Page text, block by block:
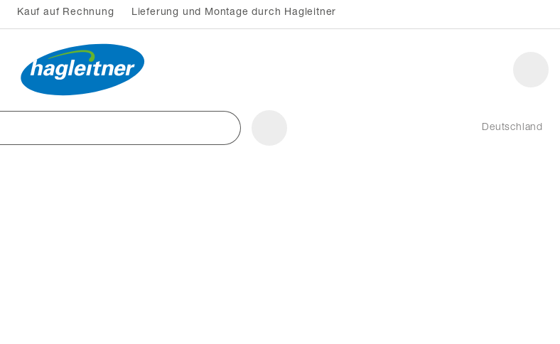
Kauf auf Rechnung Lieferung und Montage durch Hagleitner
Deutschland